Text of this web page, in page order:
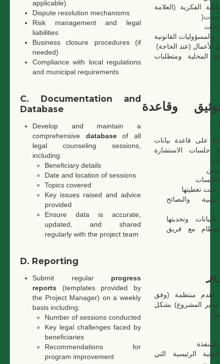
applicable)
Dispute resolution mechanisms
Risk management and legal
liabilities
Business closure procedures (if
needed)
Compliance with local regulations
and municipal requirements
الفكرية (العلامة
وجدت(
والمسؤوليات القانونية
الأعمال (عند الحاجة)
المحلية ومتطلبات
C. Documentation and
Database
Develop and maintain a
comprehensive databaseof all
legal counseling sessions,
including:
Beneficiary details
Date and location of sessions
Topics covered
Key issues raised and advice
provided
Ensure data is accurate,
updated, and shared
regularly with the project team
وقاعدة
على قاعدة بيانات
جلسات الاستشارة
تمت تغطيتها
والنصائح
وتحديثها
مع فريق
D. Reporting
Submit regularprogress
reports (templates provided by
the Project Manager) on a weekly
basis including:
Number of sessions conducted
Key legal challenges faced by
beneficiaries
Recommendations for
program improvement
تقدم منتظمة (وفق
مدير المشروع) بشكل
الرئيسية التي